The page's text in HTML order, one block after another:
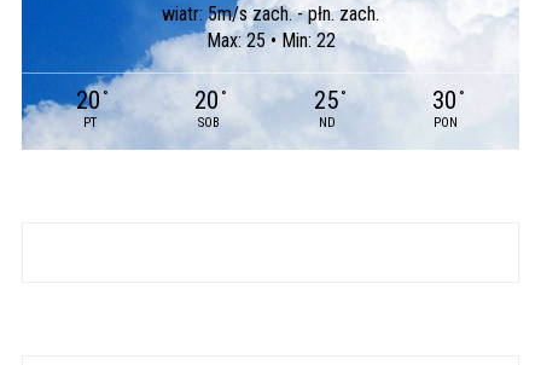
wiatr: 5m/s zach. - płn. zach.
Max: 25 • Min: 22
20 °
PT
20 °
SOB
25 °
ND
30 °
PON